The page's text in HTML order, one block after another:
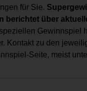
für Sie.
berichtet über
Gewinnspiel
Kontakt zu den
Seite, meist